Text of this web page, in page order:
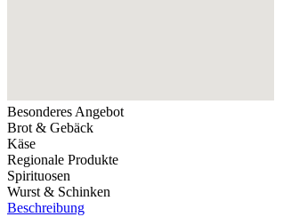
Besonderes Angebot
Brot & Gebäck
Käse
Regionale Produkte
Spirituosen
Wurst & Schinken
Beschreibung